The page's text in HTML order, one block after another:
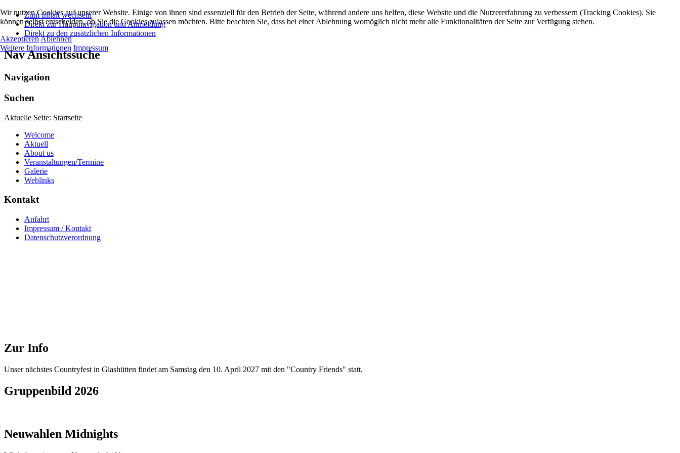
Zum Inhalt wechseln
Direkt zur Hauptnavigation und Anmeldung
Direkt zu den zusätzlichen Informationen
Nav Ansichtssuche
Navigation
Suchen
Aktuelle Seite: Startseite
Welcome
Aktuell
About us
Veranstaltungen/Termine
Galerie
Weblinks
Kontakt
Anfahrt
Impressum / Kontakt
Datenschutzverordnung
Zur Info
Unser nächstes Countryfest in Glashütten findet am Samstag den 10. April 2027 mit den "Country Friends" statt.
Gruppenbild 2026
Neuwahlen Midnights
Wir nutzen Cookies auf unserer Website. Einige von ihnen sind essenziell für den Betrieb der Seite, während andere uns helfen, diese Website und die Nutzererfahrung zu verbessern (Tracking Cookies). Sie
können selbst entscheiden, ob Sie die Cookies zulassen möchten. Bitte beachten Sie, dass bei einer Ablehnung womöglich nicht mehr alle Funktionalitäten der Seite zur Verfügung stehen.
AkzeptierenAblehnen
Weitere Informationen Impressum